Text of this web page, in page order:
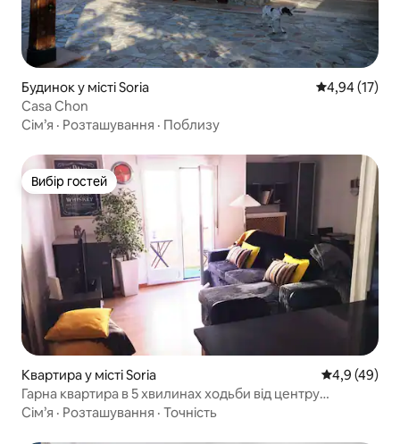
Будинок у місті Soria Середня
4,94 (17)
Casa Chon
Сім’я · Розташування · Поблизу
Вибір гостей
Вибір гостей
Квартира у місті Soria Середня
4,9 (49)
Гарна квартира в 5 хвилинах ходьби від центру
VUT42/000161
Сім’я · Розташування · Точність